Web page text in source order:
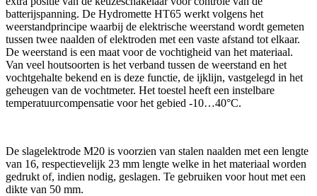
batterijspanning. De Hydromette HT65 werkt volgens het
weerstandprincipe waarbij de elektrische weerstand wordt gemeten
tussen twee naalden of elektroden met een vaste afstand tot elkaar.
De weerstand is een maat voor de vochtigheid van het materiaal.
Van veel houtsoorten is het verband tussen de weerstand en het
vochtgehalte bekend en is deze functie, de ijklijn, vastgelegd in het
geheugen van de vochtmeter. Het toestel heeft een instelbare
temperatuurcompensatie voor het gebied -10…40°C.
De slagelektrode M20 is voorzien van stalen naalden met een lengte
van 16, respectievelijk 23 mm lengte welke in het materiaal worden
gedrukt of, indien nodig, geslagen. Te gebruiken voor hout met een
dikte van 50 mm.